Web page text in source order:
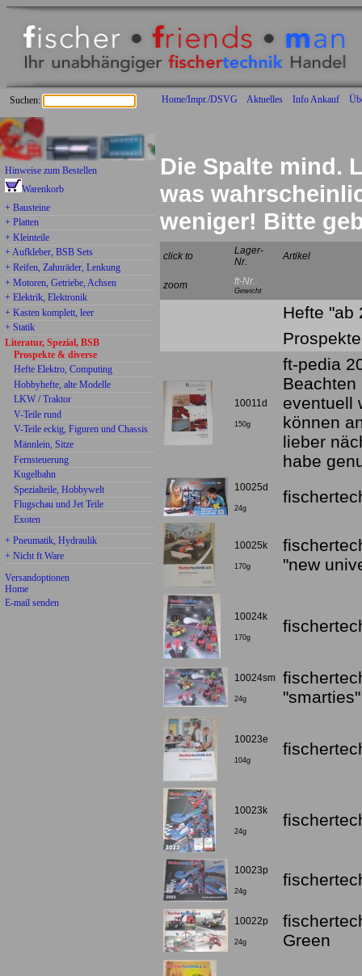
Home/Impr./DSVG Aktuelles Info Ankauf
Suchen:
Hinweise zum Bestellen
Warenkorb
+ Bausteine
+ Platten
+ Kleinteile
+ Aufkleber, BSB Sets
+ Reifen, Zahnräder, Lenkung
+ Motoren, Getriebe, Achsen
+ Elektrik, Elektronik
+ Kasten komplett, leer
+ Statik
Literatur, Spezial, BSB
Prospekte & diverse
Hefte Elektro, Computing
Hobbyhefte, alte Modelle
LKW / Traktor
V-Teile rund
V-Teile eckig, Figuren und Chassis
Männlein, Sitze
Fernsteuerung
Kugelbahn
Spezialteile, Hobbywelt
Flugschau und Jet Teile
Exoten
+ Pneumatik, Hydraulik
+ Nicht ft Ware
Versandoptionen
Home
E-mail senden
Die Spalte mind.
was
weniger! Bitte
click to
Lager-
Nr.
Artikel
zoom ft-Nr.
Gewicht
Hefte "ab
10011d
150g
ft-pedia
Beachten
eventuell
können
lieber
habe
10025d
24g
10025k
170g
"new
10024k
170g
10024sm
24g
"smarties"
10023e
104g
10023k
24g
10023p
24g
10022p
24g
Green